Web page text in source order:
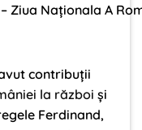
– Ziua Naționala A
contribuții
la război și
Ferdinand,